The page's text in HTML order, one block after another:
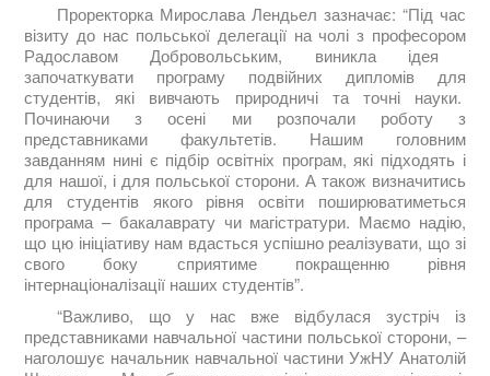
Проректорка Мирослава Лендьел зазначає: “Під час
візиту до нас польської делегації на чолі з професором
Радославом Добровольським, виникла ідея
започаткувати програму подвійних дипломів для
студентів, які вивчають природничі та точні науки.
Починаючи з осені ми розпочали роботу з
представниками факультетів. Нашим головним
завданням нині є підбір освітніх програм, які підходять і
для нашої, і для польської сторони. А також визначитись
для студентів якого рівня освіти поширюватиметься
програма – бакалаврату чи магістратури. Маємо надію,
що цю ініціативу нам вдасться успішно реалізувати, що зі
свого боку сприятиме покращенню рівня
інтернаціоналізації наших студентів”.
“Важливо, що у нас вже відбулася зустріч із
представниками навчальної частини польської сторони, –
наголошує начальник навчальної частини УжНУ Анатолій